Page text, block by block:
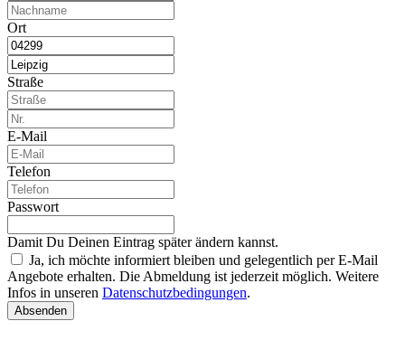
Ort
Straße
E-Mail
Telefon
Passwort
Damit Du Deinen Eintrag später ändern kannst.
Ja, ich möchte informiert bleiben und gelegentlich per E-Mail
Angebote erhalten. Die Abmeldung ist jederzeit möglich. Weitere
Infos in unseren Datenschutzbedingungen.
Absenden